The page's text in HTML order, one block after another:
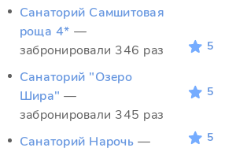
Санаторий Самшитовая
роща 4* —
забронировали 346 раз
Санаторий "Озеро
Шира" —
забронировали 345 раз
Санаторий Нарочь —
5
5
5